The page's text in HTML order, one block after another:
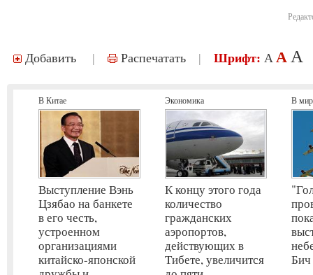
Добавить | Распечатать | Шрифт: A A A
В Китае
Выступление Вэнь
Цзябао на банкете
в его честь,
устроенном
организациями
китайско-японской
Экономика
К концу этого года
количество
гражданских
аэропортов,
действующих в
Тибете, увеличится
В
Бич